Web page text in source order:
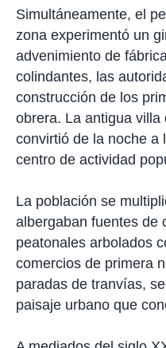
Simultáneamente, el
zona experimentó un
advenimiento de
colindantes, las
construcción de los
obrera. La antigua
convirtió de la noche a
centro de actividad
La población se
albergaban fuentes de
peatonales arbolados
comercios de primera
paradas de tranvías,
paisaje urbano que